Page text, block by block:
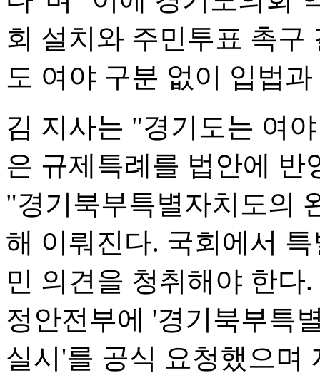
회 설치와 주민투표 촉구
도 여야 구분 없이 입법
김 지사는 "경기도는 여
은 규제특례를 법안에
"경기북부특별자치도의
해 이뤄진다. 국회에서
민 의견을 청취해야 한다
정안전부에 '경기북부특
실시'를 공식 요청했으며